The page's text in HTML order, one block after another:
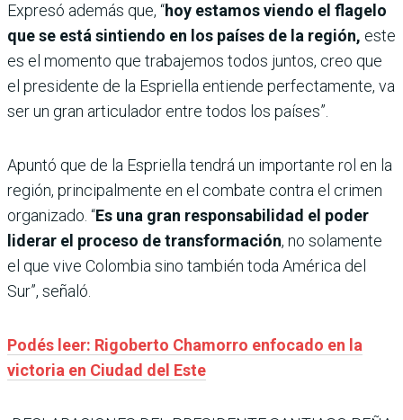
Expresó además que, “hoy estamos viendo el flagelo
que se está sintiendo en los países de la región, este
es el momento que trabajemos todos juntos, creo que
el presidente de la Espriella entiende perfectamente, va
ser un gran articulador entre todos los países”.
Apuntó que de la Espriella tendrá un importante rol en la
región, principalmente en el combate contra el crimen
organizado. “Es una gran responsabilidad el poder
liderar el proceso de transformación, no solamente
el que vive Colombia sino también toda América del
Sur”, señaló.
Podés leer: Rigoberto Chamorro enfocado en la
victoria en Ciudad del Este